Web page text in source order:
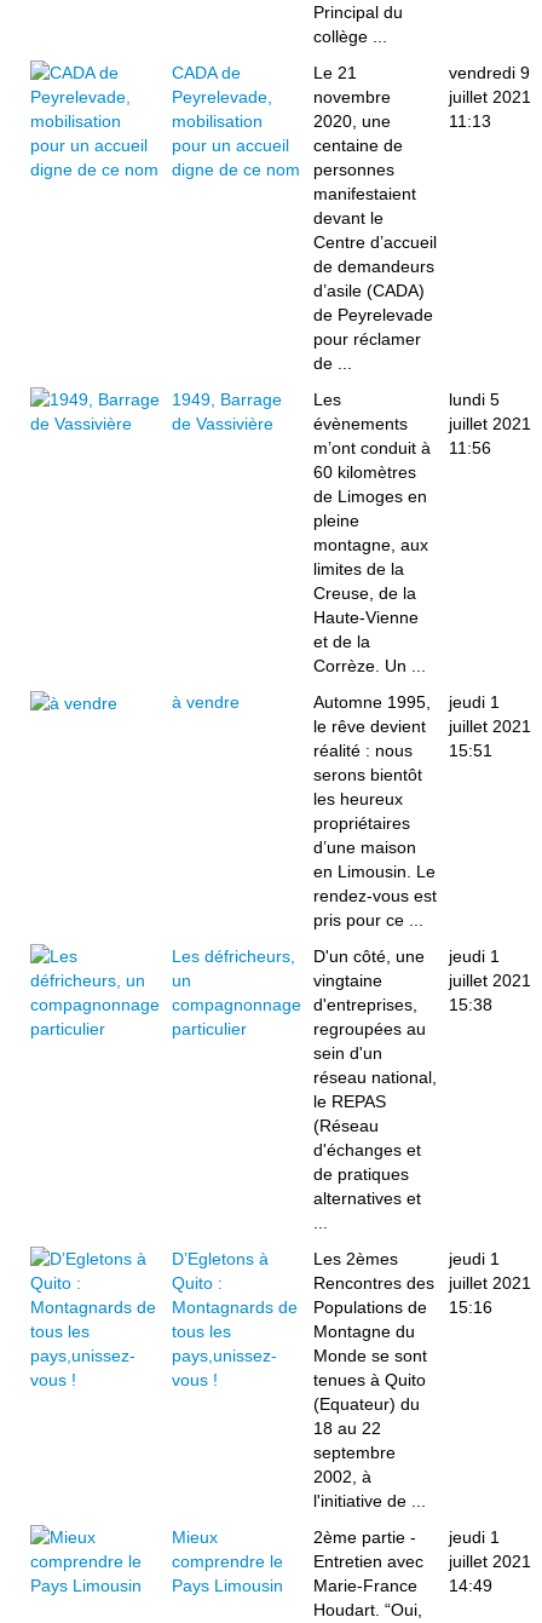
Principal du
collège ...
CADA de
Peyrelevade,
mobilisation
pour un accueil
digne de ce nom
Le 21
novembre
2020, une
centaine de
personnes
manifestaient
devant le
Centre d’accueil
de demandeurs
d’asile (CADA)
de Peyrelevade
pour réclamer
de ...
vendredi 9
juillet 2021
11:13
1949, Barrage
de Vassivière
Les
évènements
m’ont conduit à
60 kilomètres
de Limoges en
pleine
montagne, aux
limites de la
Creuse, de la
Haute-Vienne
et de la
Corrèze. Un ...
lundi 5
juillet 2021
11:56
à vendre
Automne 1995,
le rêve devient
réalité : nous
serons bientôt
les heureux
propriétaires
d’une maison
en Limousin. Le
rendez-vous est
pris pour ce ...
jeudi 1
juillet 2021
15:51
Les défricheurs,
un
compagnonnage
particulier
D'un côté, une
vingtaine
d'entreprises,
regroupées au
sein d'un
réseau national,
le REPAS
(Réseau
d'échanges et
de pratiques
alternatives et
jeudi 1
juillet 2021
15:38
D’Egletons à
Quito :
Montagnards de
tous les
pays,unissez-
vous !
Les 2èmes
Rencontres des
Populations de
Montagne du
Monde se sont
tenues à Quito
(Equateur) du
18 au 22
septembre
2002, à
l'initiative de ...
jeudi 1
juillet 2021
15:16
Mieux
comprendre le
Pays Limousin
2ème partie -
Entretien avec
Marie-France
Houdart. “Oui,
jeudi 1
juillet 2021
14:49